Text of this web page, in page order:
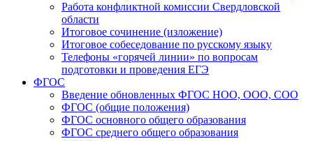
Работа конфликтной комиссии Свердловской
области
Итоговое сочинение (изложение)
Итоговое собеседование по русскому языку
Телефоны «горячей линии» по вопросам
подготовки и проведения ЕГЭ
ФГОС
Введение обновленных ФГОС НОО, ООО, СОО
ФГОС (общие положения)
ФГОС основного общего образования
ФГОС среднего общего образования